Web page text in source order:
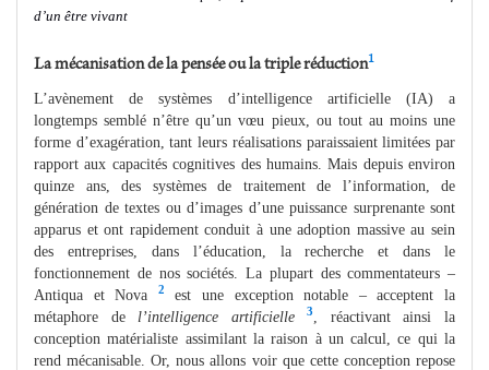
d’un être vivant
La mécanisation de la pensée ou la triple réduction1
L’avènement de systèmes d’intelligence artificielle (IA) a
longtemps semblé n’être qu’un vœu pieux, ou tout au moins une
forme d’exagération, tant leurs réalisations paraissaient limitées par
rapport aux capacités cognitives des humains. Mais depuis environ
quinze ans, des systèmes de traitement de l’information, de
génération de textes ou d’images d’une puissance surprenante sont
apparus et ont rapidement conduit à une adoption massive au sein
des entreprises, dans l’éducation, la recherche et dans le
fonctionnement de nos sociétés. La plupart des commentateurs –
Antiqua et Nova
2
est une exception notable – acceptent la
métaphore de l’intelligence artificielle 3
, réactivant ainsi la
conception matérialiste assimilant la raison à un calcul, ce qui la
rend mécanisable. Or, nous allons voir que cette conception repose